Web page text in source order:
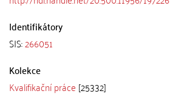
Identifikátory
SIS:266051
Kolekce
Kvalifikační práce [25332]